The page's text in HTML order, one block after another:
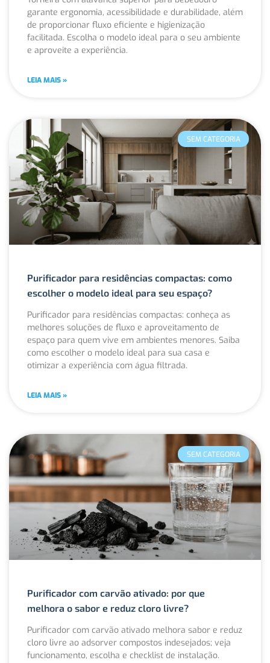
garante ergonomia, acessibilidade e durabilidade, além
de proporcionar fluxo eficiente e higienização
facilitada. Escolha o modelo ideal para o seu ambiente
e aproveite a experiência.
LEIA MAIS »
SEM CATEGORIA
Purificador para residências compactas: como
escolher o modelo ideal para seu espaço?
Purificador para residências compactas: conheça as
melhores soluções de fluxo e aproveitamento de
espaço para quem vive em ambientes menores. Saiba
como escolher o modelo ideal para sua casa e
otimizar a experiência com água filtrada.
LEIA MAIS »
SEM CATEGORIA
Purificador com carvão ativado: por que
melhora o sabor e reduz cloro livre?
Purificador com carvão ativado melhora sabor e reduz
cloro livre ao adsorver compostos indesejados; veja
funcionamento, escolha e checklist de instalação.